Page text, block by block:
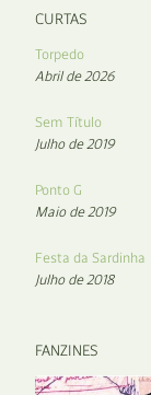
CURTAS
Torpedo
Abril de 2026
Sem Título
Julho de 2019
Ponto G
Maio de 2019
Festa da Sardinha
Julho de 2018
FANZINES